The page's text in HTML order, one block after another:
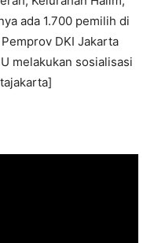
ada 1.700 pemilih di
DKI Jakarta
melakukan sosialisasi